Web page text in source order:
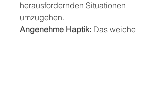
herausfordernden Situationen
umzugehen.
Angenehme Haptik: Das weiche